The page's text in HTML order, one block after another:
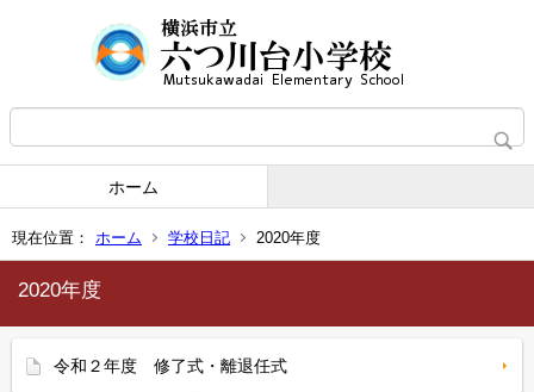
ホーム
現在位置： ホーム 学校日記 2020年度
2020年度
令和２年度 修了式・離退任式